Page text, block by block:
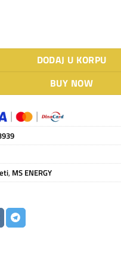
FLARE X Pro 30 Ah količina
DODAJ U KORPU
BUY NOW
, MS ENERGY